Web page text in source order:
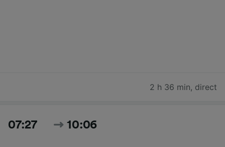
2 h 36 min, direct
07:27 10:06